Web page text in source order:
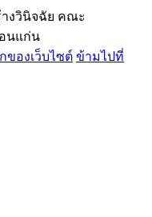
งวินิจฉัย คณะ
นแก่น
ของเว็บไซต์ ข้ามไปที่